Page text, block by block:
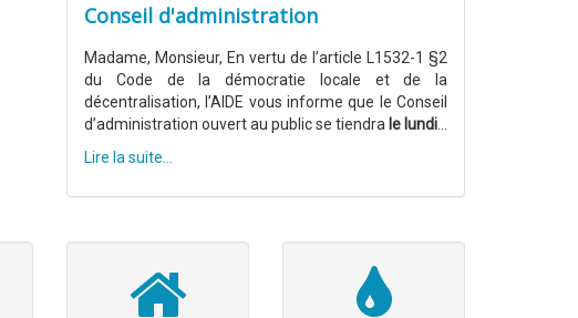
Conseil d'administration
Madame, Monsieur, En vertu de l’article L1532-1 §2
du Code de la démocratie locale et de la
décentralisation, l’AIDE vous informe que le Conseil
d’administration ouvert au public se tiendra le lundi
Lire la suite...